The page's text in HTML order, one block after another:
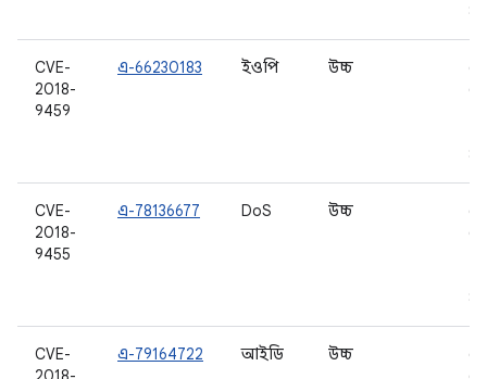
CVE-
2018-
9459
এ-66230183 ইওপি উচ্চ
CVE-
2018-
9455
এ-78136677 DoS উচ্চ
CVE-
এ-79164722 আইডি উচ্চ